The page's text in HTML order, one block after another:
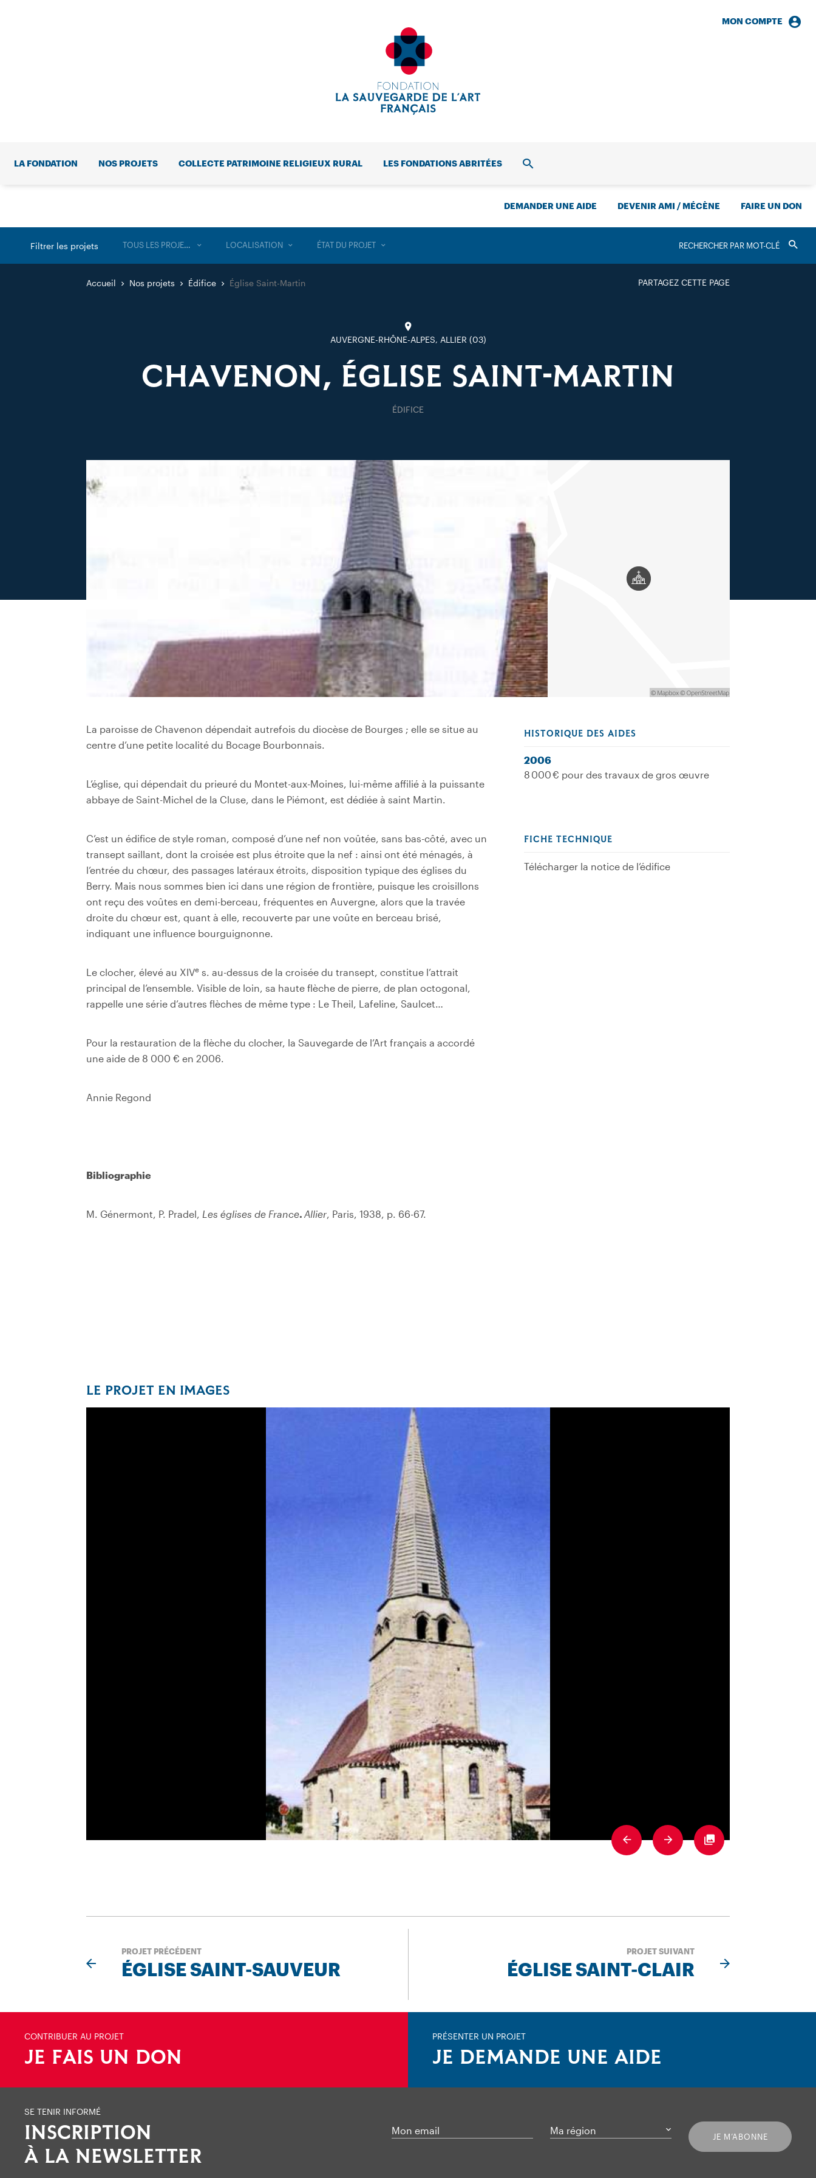
MON COMPTE
LA FONDATION NOS PROJETS COLLECTE PATRIMOINE RELIGIEUX RURAL LES FONDATIONS ABRITÉES RECHERCHE
DEMANDER UNE AIDE DEVENIR AMI / MÉCÈNE FAIRE UN DON
Filtrer les projets
Valider
TOUS LES PROJETS LOCALISATION ÉTAT DU PROJET
PARTAGEZ CETTE PAGE
Accueil Nos projets Édifice Église Saint-Martin
AUVERGNE-RHÔNE-ALPES, ALLIER (03)
CHAVENON, ÉGLISE SAINT-MARTIN
ÉDIFICE
La paroisse de Chavenon dépendait autrefois du diocèse de Bourges ; elle se situe au
centre d’une petite localité du Bocage Bourbonnais.
L’église, qui dépendait du prieuré du Montet-aux-Moines, lui-même affilié à la puissante
abbaye de Saint-Michel de la Cluse, dans le Piémont, est dédiée à saint Martin.
C’est un édifice de style roman, composé d’une nef non voûtée, sans bas-côté, avec un
transept saillant, dont la croisée est plus étroite que la nef : ainsi ont été ménagés, à
l’entrée du chœur, des passages latéraux étroits, disposition typique des églises du
Berry. Mais nous sommes bien ici dans une région de frontière, puisque les croisillons
ont reçu des voûtes en demi-berceau, fréquentes en Auvergne, alors que la travée
droite du chœur est, quant à elle, recouverte par une voûte en berceau brisé,
indiquant une influence bourguignonne.
Le clocher, élevé au XIVe s. au-dessus de la croisée du transept, constitue l’attrait
principal de l’ensemble. Visible de loin, sa haute flèche de pierre, de plan octogonal,
rappelle une série d’autres flèches de même type : Le Theil, Lafeline, Saulcet…
Pour la restauration de la flèche du clocher, la Sauvegarde de l’Art français a accordé
une aide de 8 000 € en 2006.
Annie Regond
Bibliographie
M. Génermont, P. Pradel, Les églises de France. Allier, Paris, 1938, p. 66-67.
HISTORIQUE DES AIDES
2006
8 000 € pour des travaux de gros œuvre
FICHE TECHNIQUE
Télécharger la notice de l’édifice
LE PROJET EN IMAGES
PreviousNext Fullscreen
PROJET PRÉCÉDENT
ÉGLISE SAINT-SAUVEUR
PROJET SUIVANT
ÉGLISE SAINT-CLAIR
CONTRIBUER AU PROJET
JE FAIS UN DON
PRÉSENTER UN PROJET
JE DEMANDE UNE AIDE
SE TENIR INFORMÉ
INSCRIPTION
À LA NEWSLETTER
Mon email Ma région
JE M’ABONNE